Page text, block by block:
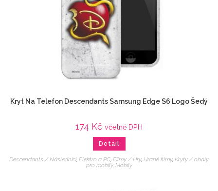
Kryt Na Telefon Descendants Samsung Edge S6 Logo Šedý
174 Kč včetně DPH
Detail
Descendants / Následníci, Elektro a PC Filmy / Hry, Hrané filmy, Kryty / obaly
pro mobily, Mobily